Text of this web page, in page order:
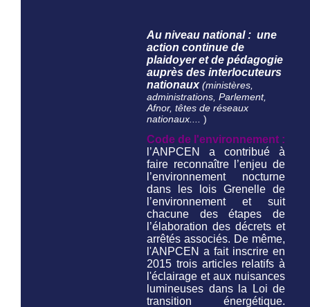
Au niveau national : une
action continue de
plaidoyer et de pédagogie
auprès des interlocuteurs
nationaux(ministères,
administrations, Parlement,
Afnor, têtes de réseaux
nationaux....
)
Code de l'environnement :
l’ANPCEN a contribué à
faire reconnaître l’enjeu de
l’environnement nocturne
dans les lois Grenelle de
l’environnement et suit
chacune des étapes de
l’élaboration des décrets et
arrêtés associés. De même,
l'ANPCEN a fait inscrire en
2015 trois articles relatifs à
l'éclairage et aux nuisances
lumineuses dans la Loi de
transition énergétique.